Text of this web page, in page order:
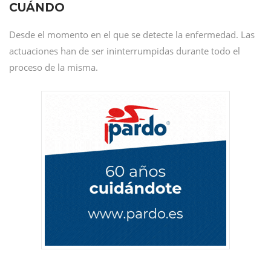
CUÁNDO
Desde el momento en el que se detecte la enfermedad. Las
actuaciones han de ser ininterrumpidas durante todo el
proceso de la misma.